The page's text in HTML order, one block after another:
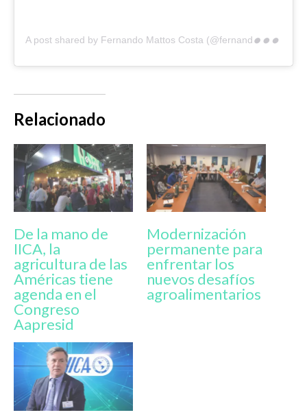
A
post shared by Fernando Mattos Costa (@fernandomattoscosta_)
Relacionado
De la mano de
IICA, la
agricultura de las
Américas tiene
agenda en el
Congreso
Aapresid
Modernización
permanente para
enfrentar los
nuevos desafíos
agroalimentarios